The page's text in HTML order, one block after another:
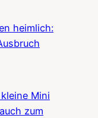
heimlich:
Mini
zum